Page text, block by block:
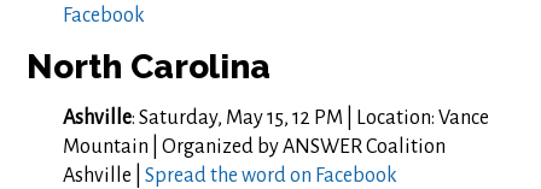
Facebook
North Carolina
Ashville: Saturday, May 15, 12 PM | Location: Vance
Mountain | Organized by ANSWER Coalition
Ashville |Spread the word on Facebook